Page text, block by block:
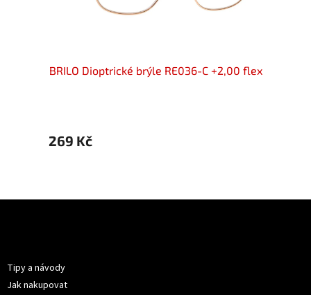
BRILO Dioptrické brýle RE036-C +2,00 flex
269 Kč
Tipy a návody
Jak nakupovat